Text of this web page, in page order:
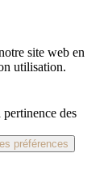
site web en
utilisation.
pertinence des
préférences